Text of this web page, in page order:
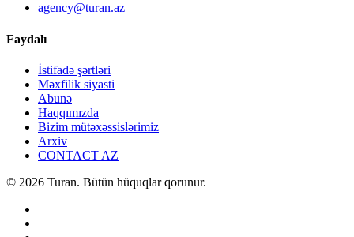
agency@turan.az
Faydalı
İstifadə şərtləri
Məxfilik siyasti
Abunə
Haqqımızda
Bizim mütəxəssislərimiz
Arxiv
CONTACT AZ
© 2026 Turan. Bütün hüquqlar qorunur.